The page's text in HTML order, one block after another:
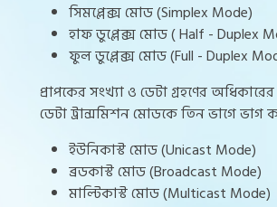
সিমপ্লেক্স মোড (Simplex Mode)
হাফ ডুপ্লেক্স মোড ( Half - Duplex
ফুল ডুপ্লেক্স মোড (Full - Duplex
প্রাপকের সংখ্যা ও ডেটা গ্রহণের
ডেটা ট্রান্সমিশন মোডকে তিন ভাগে ভাগ
ইউনিকাস্ট মোড (Unicast Mode)
ব্রডকাস্ট মোড (Broadcast Mode)
মাল্টিকাস্ট মোড (Multicast Mode)